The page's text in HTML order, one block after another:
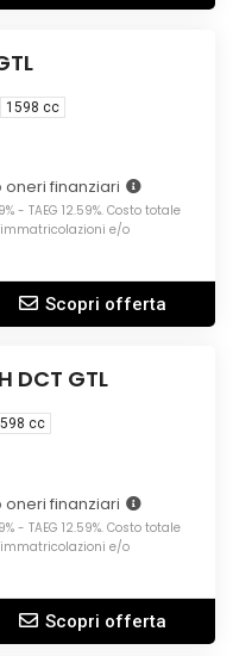
1598 cc
finanziari
- TAEG 12.59%. Costo totale
e/o
Scopri offerta
DCT GTL
cc
finanziari
- TAEG 12.59%. Costo totale
e/o
Scopri offerta